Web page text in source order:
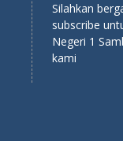
Silahkan
subscribe
Negeri 1
kami